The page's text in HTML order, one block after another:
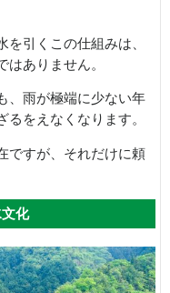
引くこの仕組みは、
ありません。
、雨が極端に少ない年
をえなくなります。
ですが、それだけに頼
化